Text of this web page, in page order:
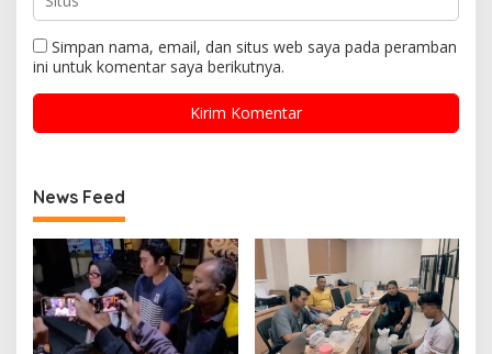
Simpan nama, email, dan situs web saya pada peramban
ini untuk komentar saya berikutnya.
News Feed